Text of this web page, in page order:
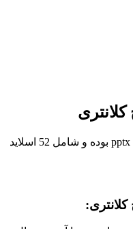
کلانتری
پاورپوینت ایرج کلانتری به صورت فایل pptx بوده و شامل 52 اسلاید